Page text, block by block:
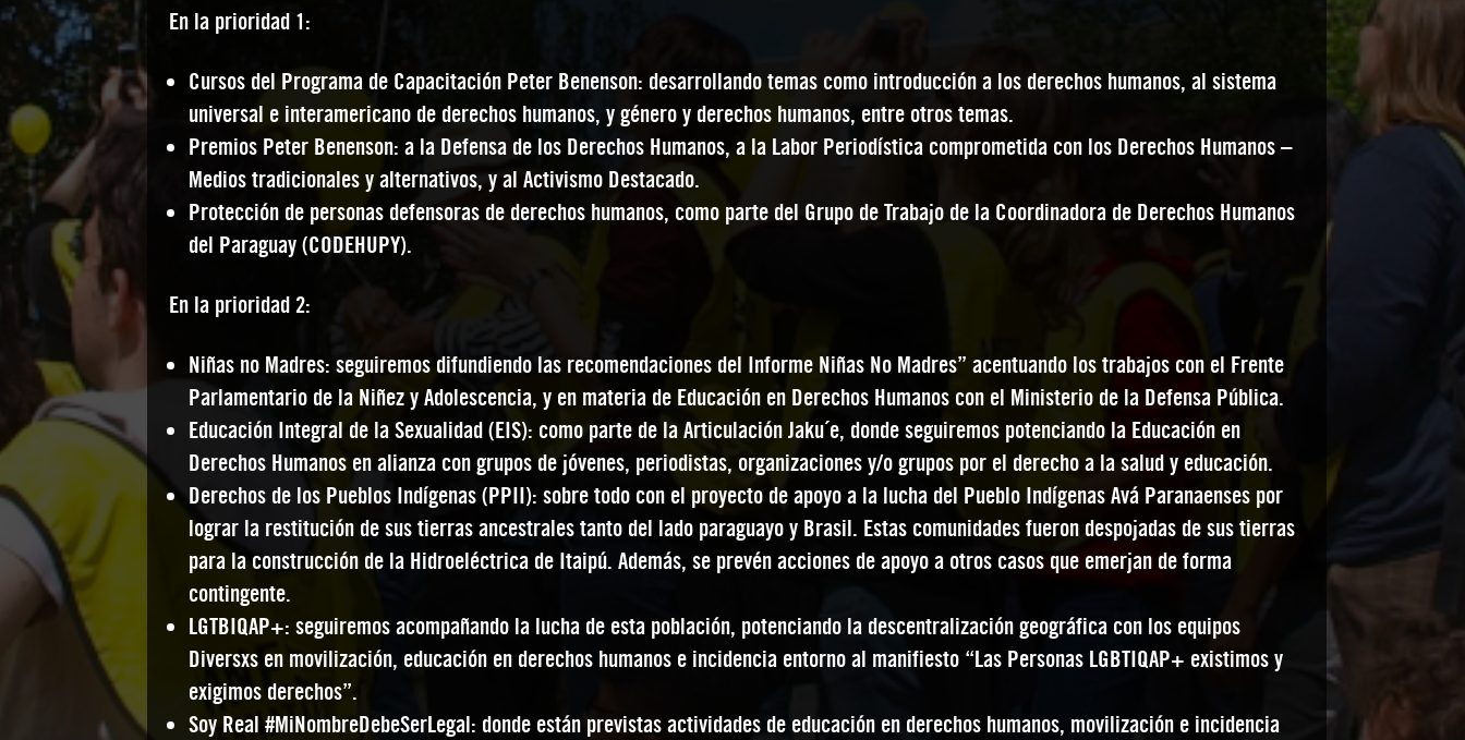
En la prioridad 1:
Cursos del Programa de Capacitación Peter Benenson: desarrollando temas como introducción a los derechos humanos, al sistema
universal e interamericano de derechos humanos, y género y derechos humanos, entre otros temas.
Premios Peter Benenson: a la Defensa de los Derechos Humanos, a la Labor Periodística comprometida con los Derechos Humanos –
Medios tradicionales y alternativos, y al Activismo Destacado.
Protección de personas defensoras de derechos humanos, como parte del Grupo de Trabajo de la Coordinadora de Derechos Humanos
del Paraguay (CODEHUPY).
En la prioridad 2:
Niñas no Madres: seguiremos difundiendo las recomendaciones del Informe Niñas No Madres” acentuando los trabajos con el Frente
Parlamentario de la Niñez y Adolescencia, y en materia de Educación en Derechos Humanos con el Ministerio de la Defensa Pública.
Educación Integral de la Sexualidad (EIS): como parte de la Articulación Jaku´e, donde seguiremos potenciando la Educación en
Derechos Humanos en alianza con grupos de jóvenes, periodistas, organizaciones y/o grupos por el derecho a la salud y educación.
Derechos de los Pueblos Indígenas (PPII): sobre todo con el proyecto de apoyo a la lucha del Pueblo Indígenas Avá Paranaenses por
lograr la restitución de sus tierras ancestrales tanto del lado paraguayo y Brasil. Estas comunidades fueron despojadas de sus tierras
para la construcción de la Hidroeléctrica de Itaipú. Además, se prevén acciones de apoyo a otros casos que emerjan de forma
contingente.
LGTBIQAP+: seguiremos acompañando la lucha de esta población, potenciando la descentralización geográfica con los equipos
Diversxs en movilización, educación en derechos humanos e incidencia entorno al manifiesto “Las Personas LGBTIQAP+ existimos y
exigimos derechos”.
Soy Real #MiNombreDebeSerLegal: donde están previstas actividades de educación en derechos humanos, movilización e incidencia